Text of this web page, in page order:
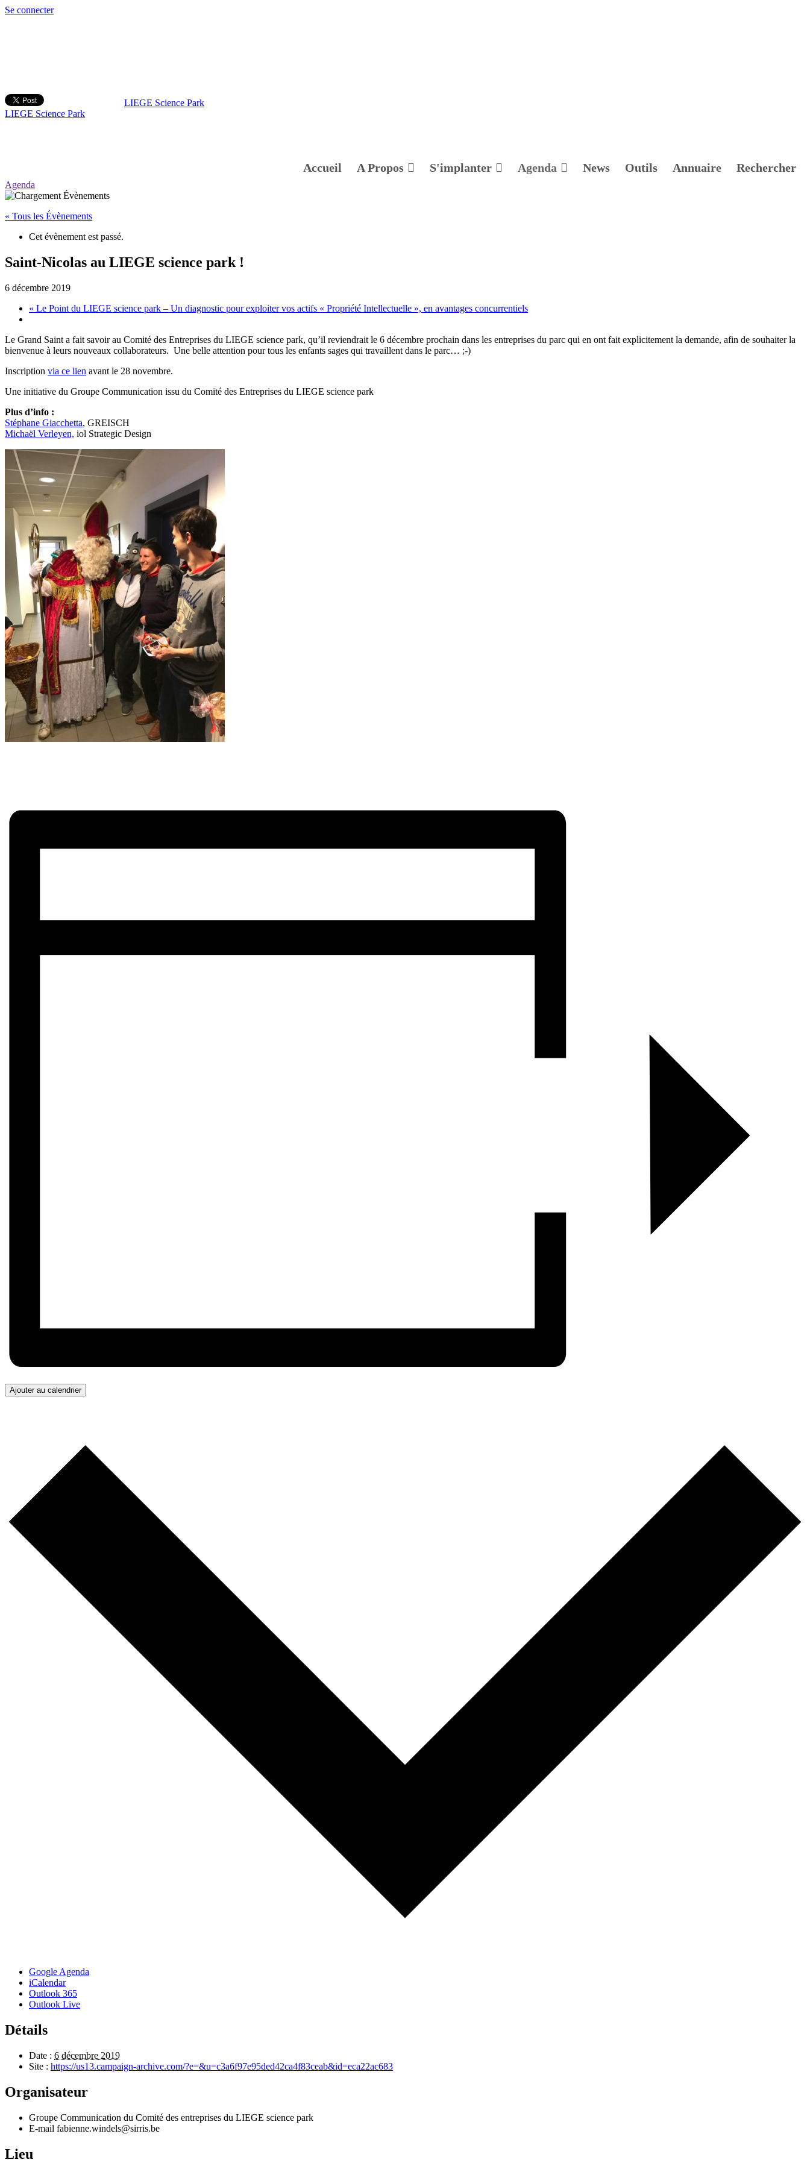
Se connecter
LIEGE Science Park
LIEGE Science Park
Accueil A Propos S'implanter Agenda News Outils Annuaire Rechercher
Agenda
« Tous les Évènements
Cet évènement est passé.
Saint-Nicolas au LIEGE science park !
6 décembre 2019
« Le Point du LIEGE science park – Un diagnostic pour exploiter vos actifs « Propriété Intellectuelle », en avantages concurrentiels
Le Grand Saint a fait savoir au Comité des Entreprises du LIEGE science park, qu’il reviendrait le 6 décembre prochain dans les entreprises du parc qui en ont fait explicitement la demande, afin de souhaiter la
bienvenue à leurs nouveaux collaborateurs. Une belle attention pour tous les enfants sages qui travaillent dans le parc… ;-)
Inscription via ce lien avant le 28 novembre.
Une initiative du Groupe Communication issu du Comité des Entreprises du LIEGE science park
Plus d’info :
Stéphane Giacchetta, GREISCH
Michaël Verleyen, iol Strategic Design
Ajouter au calendrier
Google Agenda
iCalendar
Outlook 365
Outlook Live
Détails
Date : 6 décembre 2019
Site : https://us13.campaign-archive.com/?e=&u=c3a6f97e95ded42ca4f83ceab&id=eca22ac683
Organisateur
Groupe Communication du Comité des entreprises du LIEGE science park
E-mail fabienne.windels@sirris.be
Lieu